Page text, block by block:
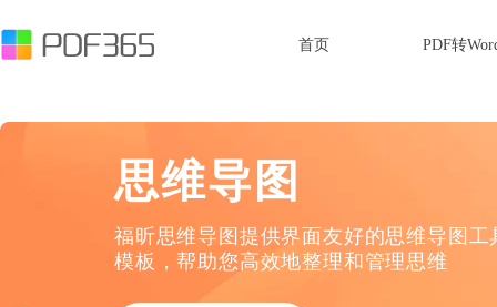
首页 PDF转
思维导图
福昕思维导图提供界面友好的思维导图
模板，帮助您高效地整理和管理思维